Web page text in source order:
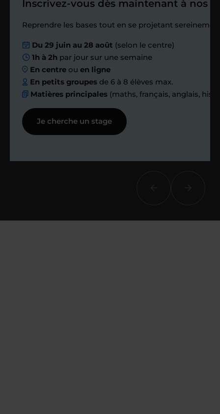
Étape 4
Nous planifions
ensemble des
échanges réguliers
Afin de suivre le travail et les progrès
réalisés, votre enseignant et moi-
même vous proposons des points et
Inscrivez-vous dès maintenant à nos
Reprendre les bases tout en se projetant
Du 29 juin au 28 août (selon le centre)
1h à 2h par jour sur une semaine
En centre ouen ligne
En petits groupes de 6 à 8 élèves max.
Matières principales (maths, français, anglais,
Je cherche un stage